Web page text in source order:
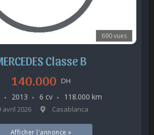
690 vues
Classe B
140.000 DH
2013 6 cv 118.000 km
avril 2026 Casablanca
Afficher l'annonce »